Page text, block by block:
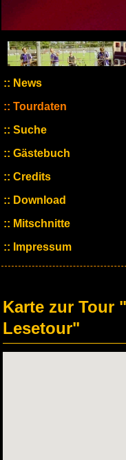
News
Tourdaten
Suche
Gästebuch
Credits
Download
Mitschnitte
Impressum
Karte zur Tour
Lesetour"